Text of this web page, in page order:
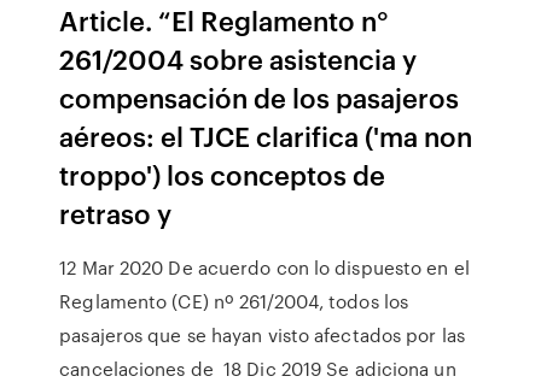
Article. “El Reglamento n°
261/2004 sobre asistencia y
compensación de los pasajeros
aéreos: el TJCE clarifica ('ma non
troppo') los conceptos de
retraso y
12 Mar 2020 De acuerdo con lo dispuesto en el
Reglamento (CE) nº 261/2004, todos los
pasajeros que se hayan visto afectados por las
cancelaciones de 18 Dic 2019 Se adiciona un